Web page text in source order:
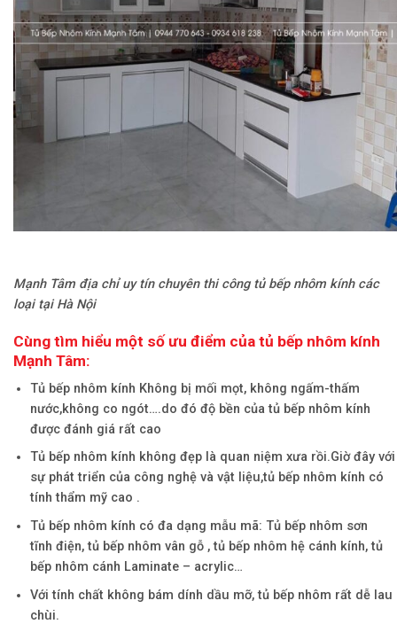
Mạnh Tâm địa chỉ uy tín chuyên thi công tủ bếp nhôm kính các
loại tại Hà Nội
Cùng tìm hiểu một số ưu điểm của tủ bếp nhôm kính
Mạnh Tâm:
Tủ bếp nhôm kính Không bị mối mọt, không ngấm-thấm
nước,không co ngót….do đó độ bền của tủ bếp nhôm kính
được đánh giá rất cao
Tủ bếp nhôm kính không đẹp là quan niệm xưa rồi.Giờ đây với
sự phát triển của công nghệ và vật liệu,tủ bếp nhôm kính có
tính thẩm mỹ cao .
Tủ bếp nhôm kính có đa dạng mẫu mã: Tủ bếp nhôm sơn
tĩnh điện, tủ bếp nhôm vân gỗ , tủ bếp nhôm hệ cánh kính, tủ
bếp nhôm cánh Laminate – acrylic…
Với tính chất không bám dính dầu mỡ, tủ bếp nhôm rất dễ lau
chùi.